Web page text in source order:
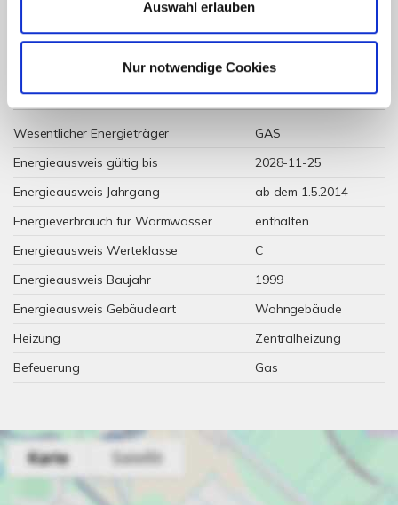
Auswahl erlauben
Nur notwendige Cookies
Weitere Informationen
Wesentlicher Energieträger
GAS
Energieausweis gültig bis
2028-11-25
Energieausweis Jahrgang
ab dem 1.5.2014
Energieverbrauch für Warmwasser
enthalten
Energieausweis Werteklasse
C
Energieausweis Baujahr
1999
Energieausweis Gebäudeart
Wohngebäude
Heizung
Zentralheizung
Befeuerung
Gas